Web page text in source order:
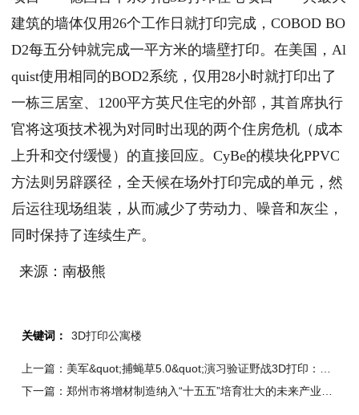
建筑的墙体仅用26个工作日就打印完成，COBOD BO
D2每五分钟就完成一平方米的墙壁打印。在美国，Al
quist使用相同的BOD2系统，仅用28小时就打印出了
一栋三居室、1200平方英尺住宅的外部，其首席执行
官将这项技术视为对同时出现的两个住房危机（成本
上升和交付缓慢）的直接回应。CyBe的模块化PPVC
方法则另辟蹊径，全天候在场外打印完成的单元，然
后运往现场组装，从而减少了劳动力、噪音和灰尘，
同时保持了连续生产。
来源：南极熊
关键词： 3D打印公寓楼
上一篇：美军&quot;捕蝇草5.0&quot;演习验证野战3D打印：零件从设计到制造只需数小时
下一篇：郑州市将增材制造纳入“十五五”培育壮大的未来产业范畴